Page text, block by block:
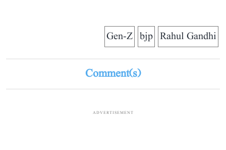
Rahul Gandhi
bjp
Gen-Z
Comment(s)
ADVERTISEMENT